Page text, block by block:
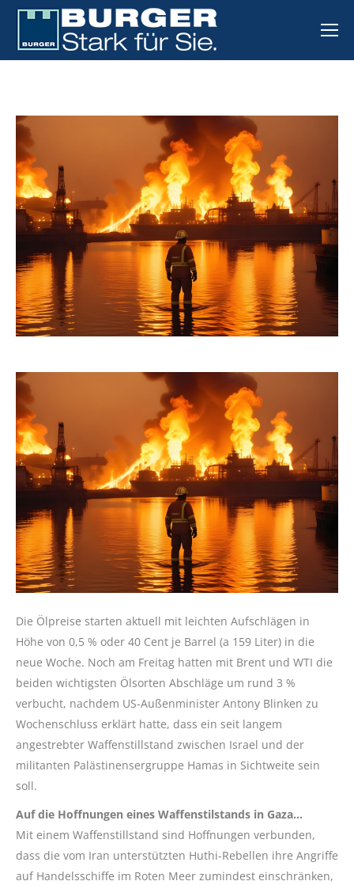
Die Ölpreise starten aktuell mit leichten Aufschlägen in
Höhe von 0,5 % oder 40 Cent je Barrel (a 159 Liter) in die
neue Woche. Noch am Freitag hatten mit Brent und WTI die
beiden wichtigsten Ölsorten Abschläge um rund 3 %
verbucht, nachdem US-Außenminister Antony Blinken zu
Wochenschluss erklärt hatte, dass ein seit langem
angestrebter Waffenstillstand zwischen Israel und der
militanten Palästinensergruppe Hamas in Sichtweite sein
soll.
Auf die Hoffnungen eines Waffenstilstands in Gaza…
Mit einem Waffenstillstand sind Hoffnungen verbunden,
dass die vom Iran unterstützten Huthi-Rebellen ihre Angriffe
auf Handelsschiffe im Roten Meer zumindest einschränken,